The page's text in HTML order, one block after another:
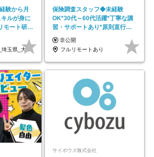
験から月
ルが身に
モート研修
阪府_愛知県…
保険調査スタッフ◆未経験
OK*30代～60代活躍*丁寧な講
習・サポートあり*原則直行直
帰／全国募集・業務委託
非公開
フルリモートあり
サイボウズ株式会社